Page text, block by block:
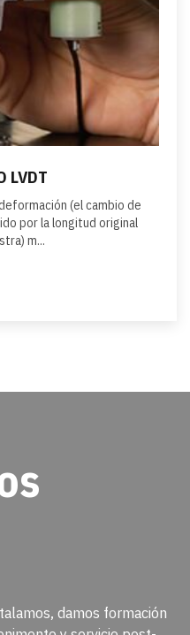
LVDT
(el cambio de
por la longitud original
m...
damos formación